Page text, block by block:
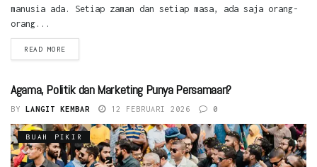
manusia ada. Setiap zaman dan setiap masa, ada saja orang-
orang...
READ MORE
Agama, Politik dan Marketing Punya Persamaan?
BY LANGIT KEMBAR 12 FEBRUARI 2026 0
BUAH PIKIR